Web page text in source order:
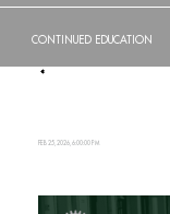
CONTINUED EDUCATION
FEB 25, 2026, 6:00:00 PM